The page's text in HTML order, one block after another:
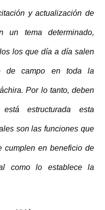
y actualización de
un tema determinado,
los que día a día salen
de campo en toda la
Por lo tanto, deben
estructurada esta
son las funciones que
cumplen en beneficio de
como lo establece la